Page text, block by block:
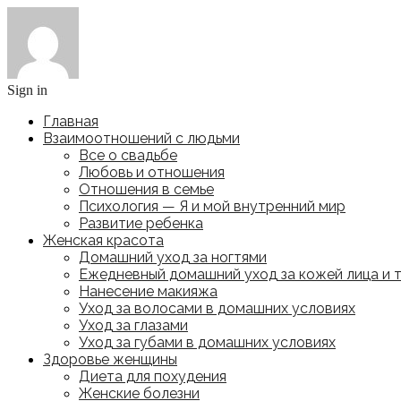
Sign in
Главная
Взаимоотношений с людьми
Все о свадьбе
Любовь и отношения
Отношения в семье
Психология — Я и мой внутренний мир
Развитие ребенка
Женская красота
Домашний уход за ногтями
Ежедневный домашний уход за кожей лица и
Нанесение макияжа
Уход за волосами в домашних условиях
Уход за глазами
Уход за губами в домашних условиях
Здоровье женщины
Диета для похудения
Женские болезни